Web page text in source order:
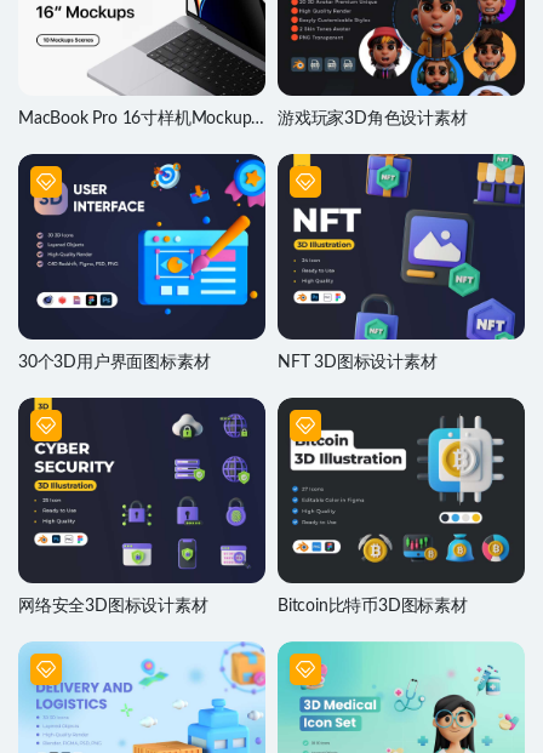
MacBook Pro 16寸样机Mockups
游戏玩家3D角色设计素材
30个3D用户界面图标素材 NFT 3D图标设计素材
网络安全3D图标设计素材 Bitcoin比特币3D图标素材